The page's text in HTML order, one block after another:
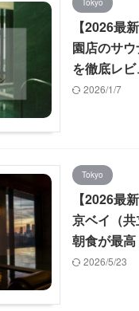
【2026最
園店のサ
を徹底レビ
2026/1/7
Tokyo
【2026最
京ベイ（共
朝食が最
2026/5/23